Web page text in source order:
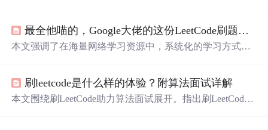
度：稳定性预判、风险识别与职业自省能力，并提出'定性
+归因+指向'三段式回答框架，强调用具体、发展导向、结
最全他喵的，Google大佬的这份LeetCode刷题笔记太强了，美团Golang面试题
本文强调了在海量网络学习资源中，系统化的学习方式对
高算法能力。同时，文章鼓励加入技术交流社群，共同学
习成长，以应对职场挑战。
刷leetcode是什么样的体验？附算法面试详解
本文围绕刷LeetCode助力算法面试展开。指出刷LeetCode